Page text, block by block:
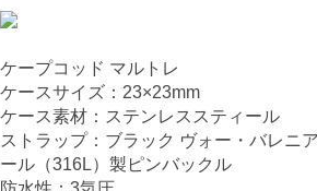
ケープコッド マルトレ
ケースサイズ：23×23mm
ケース素材：ステンレススティール
ストラップ：ブラック ヴォー・バレニ
ール（316L）製ピンバックル